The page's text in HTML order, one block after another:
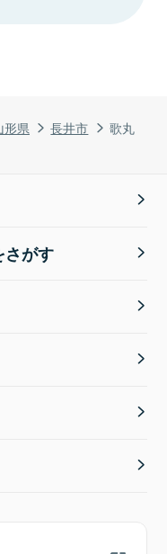
形県 長井市 歌丸
さがす